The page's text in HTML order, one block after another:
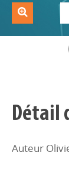
Détail
Auteur